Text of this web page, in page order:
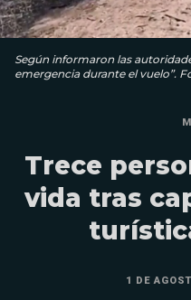
Según informaron las
emergencia durante el vuelo”.
Trece
vida tras
1 DE